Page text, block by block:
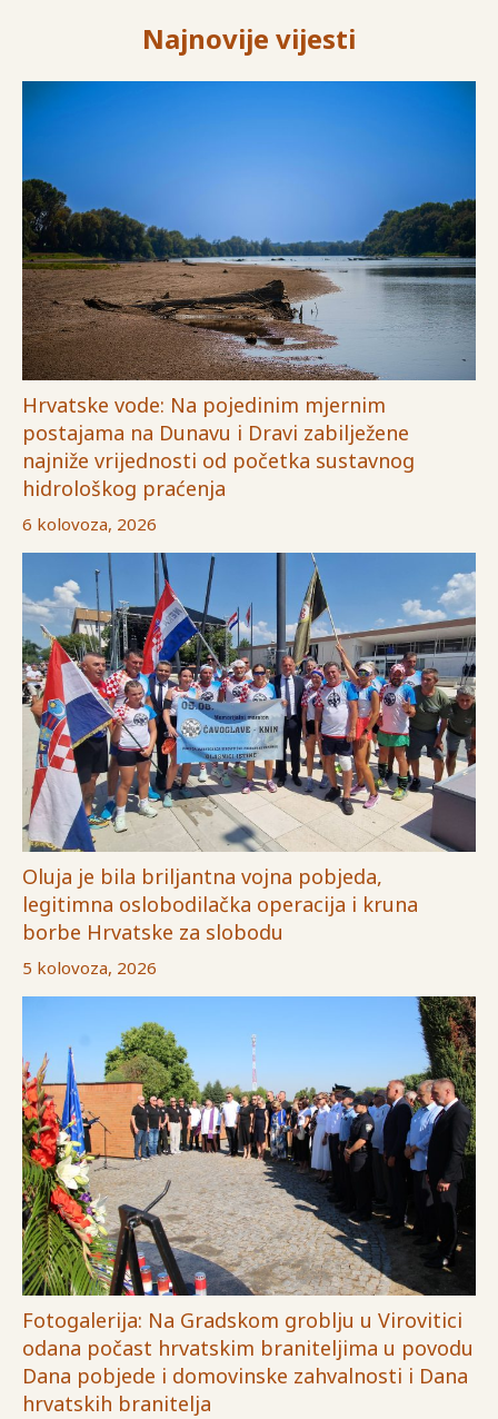
Najnovije vijesti
Hrvatske vode: Na pojedinim mjernim
postajama na Dunavu i Dravi zabilježene
najniže vrijednosti od početka sustavnog
hidrološkog praćenja
6 kolovoza, 2026
Oluja je bila briljantna vojna pobjeda,
legitimna oslobodilačka operacija i kruna
borbe Hrvatske za slobodu
5 kolovoza, 2026
Fotogalerija: Na Gradskom groblju u Virovitici
odana počast hrvatskim braniteljima u povodu
Dana pobjede i domovinske zahvalnosti i Dana
hrvatskih branitelja